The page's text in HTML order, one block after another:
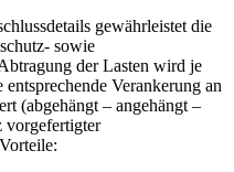
gewährleistet die
sowie
der Lasten wird je
Verankerung an
(abgehängt – angehängt –
vorgefertigter